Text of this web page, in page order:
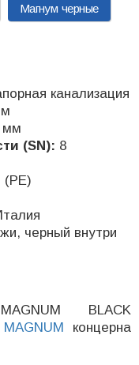
Магнум черные
канализация
мм
(SN): 8
черный внутри
BLACK
MAGNUM концерна